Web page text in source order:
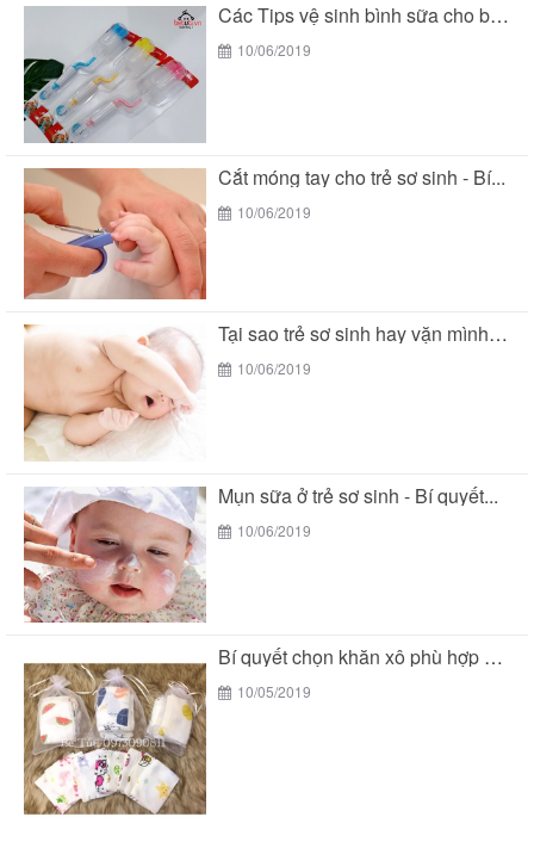
Các Tips vệ sinh bình sữa cho bé đúng...
10/06/2019
Cắt móng tay cho trẻ sơ sinh - Bí...
10/06/2019
Tại sao trẻ sơ sinh hay vặn mình khi...
10/06/2019
Mụn sữa ở trẻ sơ sinh - Bí quyết...
10/06/2019
Bí quyết chọn khăn xô phù hợp với làn...
10/05/2019